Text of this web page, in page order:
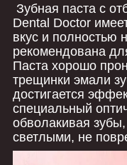
Зубная паста с
Dental Doctor
вкус и полностью
рекомендована
Паста хорошо
трещинки эмали
достигается
специальный
обволакивая
светлыми, не